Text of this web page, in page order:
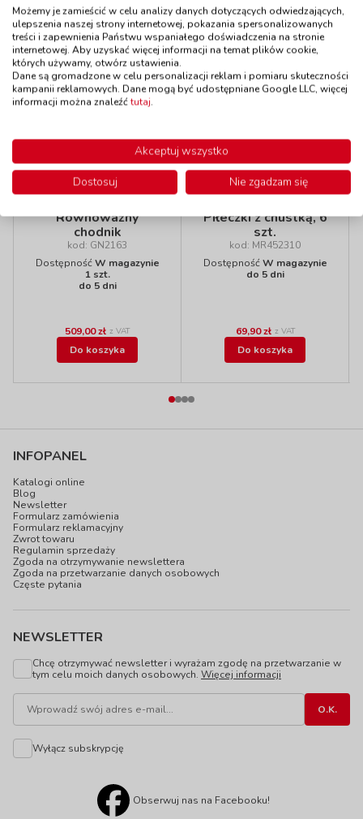
DostępnośćW magazynie
do 5 dni
70,90 zł z VAT
Do koszyka
139,00 zł z VAT
Do koszyka
Polecamy
Równoważny
chodnik
kod: GN2163
DostępnośćW magazynie
1 szt.
do 5 dni
509,00 zł z VAT
Do koszyka
Piłeczki z chustką, 6
szt.
kod: MR452310
DostępnośćW magazynie
do 5 dni
69,90 zł z VAT
Do koszyka
INFOPANEL
Katalogi online
Blog
Newsletter
Formularz zamówienia
Formularz reklamacyjny
Zwrot towaru
Regulamin sprzedaży
Zgoda na otrzymywanie newslettera
Zgoda na przetwarzanie danych osobowych
Częste pytania
NEWSLETTER
Chcę otrzymywać newsletter i wyrażam zgodę na przetwarzanie w
tym celu moich danych osobowych. Więcej informacji
Wyłącz subskrypcję
Obserwuj nas na Facebooku!
Możemy je zamieścić w celu analizy danych dotyczących odwiedzających,
ulepszenia naszej strony internetowej, pokazania spersonalizowanych
treści i zapewnienia Państwu wspaniałego doświadczenia na stronie
internetowej. Aby uzyskać więcej informacji na temat plików cookie,
których używamy, otwórz ustawienia.
Dane są gromadzone w celu personalizacji reklam i pomiaru skuteczności
kampanii reklamowych. Dane mogą być udostępniane Google LLC, więcej
informacji można znaleźćtutaj.
Akceptuj wszystko
Dostosuj
Nie zgadzam się